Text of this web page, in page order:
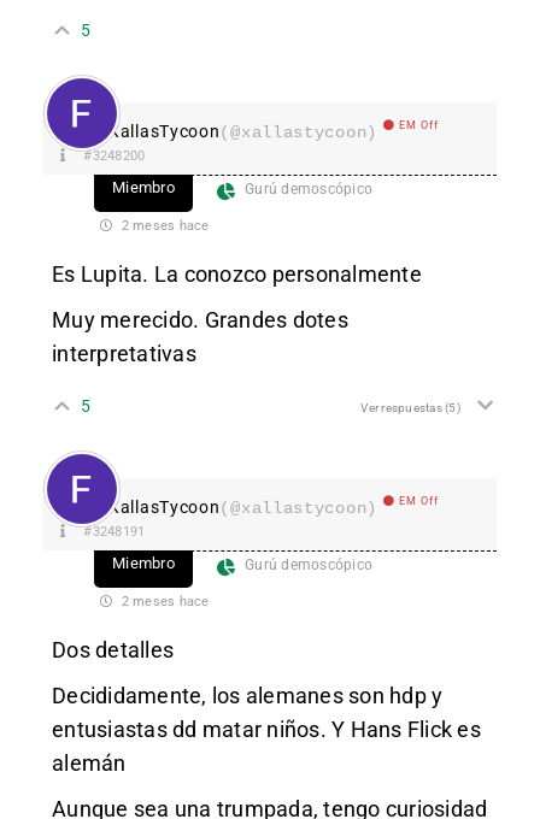
5
XallasTycoon(@xallastycoon) EM Off
#3248200
Miembro Gurú demoscópico
2 meses hace
Es Lupita. La conozco personalmente
Muy merecido. Grandes dotes
interpretativas
5 Ver respuestas(5)
XallasTycoon(@xallastycoon) EM Off
#3248191
Miembro Gurú demoscópico
2 meses hace
Dos detalles
Decididamente, los alemanes son hdp y
entusiastas dd matar niños. Y Hans Flick es
alemán
Aunque sea una trumpada, tengo curiosidad